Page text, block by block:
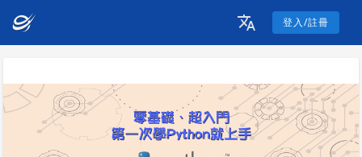
登入/註冊